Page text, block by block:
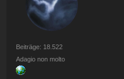
Beiträge: 18.522
Adagio non molto